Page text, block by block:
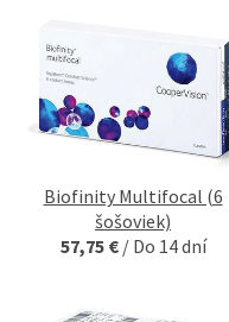
Biofinity Multifocal (6
šošoviek)
57,75 € / Do 14 dní